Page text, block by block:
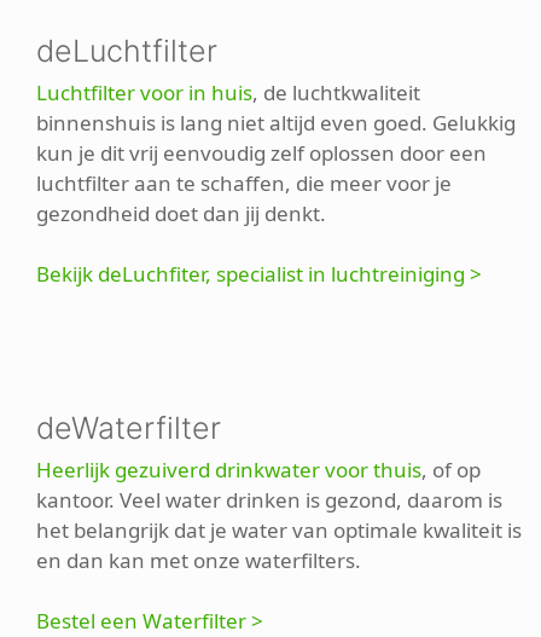
deLuchtfilter
Luchtfilter voor in huis, de luchtkwaliteit
binnenshuis is lang niet altijd even goed. Gelukkig
kun je dit vrij eenvoudig zelf oplossen door een
luchtfilter aan te schaffen, die meer voor je
gezondheid doet dan jij denkt.
Bekijk deLuchfiter, specialist in luchtreiniging >
deWaterfilter
Heerlijk gezuiverd drinkwater voor thuis, of op
kantoor. Veel water drinken is gezond, daarom is
het belangrijk dat je water van optimale kwaliteit is
en dan kan met onze waterfilters.
Bestel een Waterfilter >